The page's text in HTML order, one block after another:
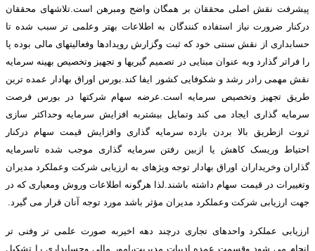
پیشرفت نقش اصلی محققان بر همگان واضح ومبرهن است.تلاشهای محققان
درکنار ضرورت نیاز استفاده کنندگان به اطلاعات بهتر وعلمی تر سبب شده تا
حسابداری از نقش سنتی خود که ثبت وگزارش رویدادها وفعالیتهای مالی بوده پا
را فراتر گذارد وبه عنوان مبنایی در تصمیم گیریها و تجهیز وتخصیص بهینه سرمایه
نقش مهمی رادر رشد و شکوفایی کشور ایفا کند.بورس اوراق بهادار عمده ترین
طریق تجهیز وتخصیص سرمایه است.عرضه سهام شرکتها در بورس فرصت
سرمایه گذاری ایجاد می کند وتمایل بیشتربه افزایش سرمایه وحداکثر سازی
ثروت ازطریق بالا بردن بازده سرمایه گذاری وافزایش قیمت سهام درکنار
احتیاط وریسک کاهش یا ازبین رفتن سرمایه گذاری موجب شده تاسرمایه
گذاران وخریداران اوراق بهادار توجه ویژهای به ارزیابی شرکت وعملکرد مدیران
وتغییرات در قیمت سهام داشته باشند.لذا هرگونه اطلاعات وروش ومعیاری که در
جهت ارزیابی شرکت وعملکرد مدیران مؤثر باشد مورد توجه آنان قرار می گیرد.
ارزیابی عملکرد واحدهای تجاری درچند دهه اخیربه صورت علمی تر وفنی تر
انجام می شود وقسمت عمده ادبیات مدیریت،امور مالی وحسابداری را تشکیل